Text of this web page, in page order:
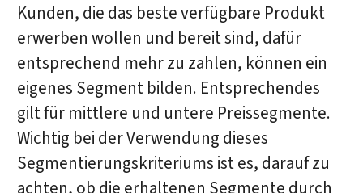
Kunden, die das beste verfügbare Produkt
erwerben wollen und bereit sind, dafür
entsprechend mehr zu zahlen, können ein
eigenes Segment bilden. Entsprechendes
gilt für mittlere und untere Preissegmente.
Wichtig bei der Verwendung dieses
Segmentierungskriteriums ist es, darauf zu
achten, ob die erhaltenen Segmente durch